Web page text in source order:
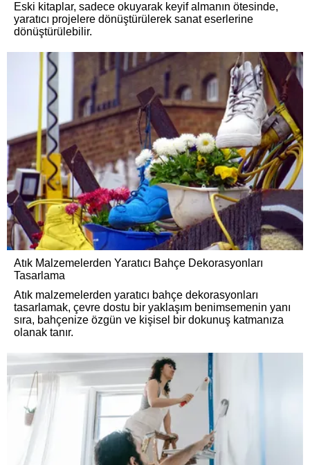
Eski kitaplar, sadece okuyarak keyif almanın ötesinde,
yaratıcı projelere dönüştürülerek sanat eserlerine
dönüştürülebilir.
Atık Malzemelerden Yaratıcı Bahçe Dekorasyonları
Tasarlama
Atık malzemelerden yaratıcı bahçe dekorasyonları
tasarlamak, çevre dostu bir yaklaşım benimsemenin yanı
sıra, bahçenize özgün ve kişisel bir dokunuş katmanıza
olanak tanır.